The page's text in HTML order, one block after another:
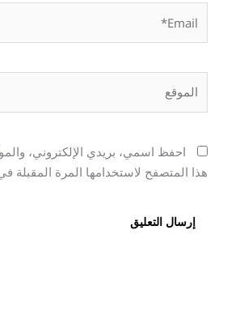
احفظ اسمي، بريدي الإلكتروني،
هذا المتصفح لاستخدامها المرة المقبلة